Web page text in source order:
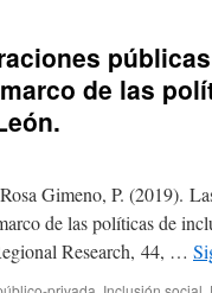
de las
Gimeno, P. (2019).
de las políticas de
Research, 44, …